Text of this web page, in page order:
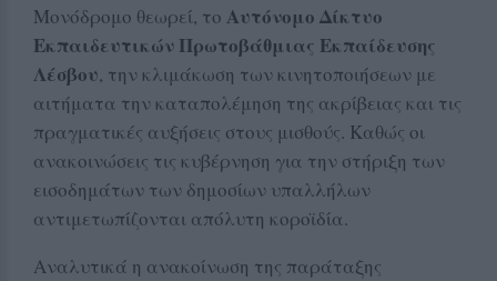
Μονόδρομο θεωρεί, το Αυτόνομο Δίκτυο
Εκπαιδευτικών Πρωτοβάθμιας Εκπαίδευσης
Λέσβου, την κλιμάκωση των κινητοποιήσεων με
αιτήματα την καταπολέμηση της ακρίβειας και τις
πραγματικές αυξήσεις στους μισθούς. Καθώς οι
ανακοινώσεις τις κυβέρνηση για την στήριξη των
εισοδημάτων των δημοσίων υπαλλήλων
αντιμετωπίζονται απόλυτη κοροϊδία.
Αναλυτικά η ανακοίνωση της παράταξης